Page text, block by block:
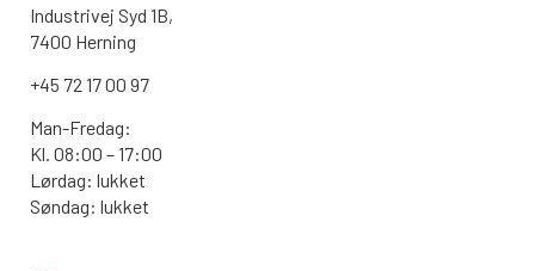
Industrivej Syd 1B,
7400 Herning
+45 72 17 00 97
Man-Fredag:
Kl. 08:00 – 17:00
Lørdag: lukket
Søndag: lukket